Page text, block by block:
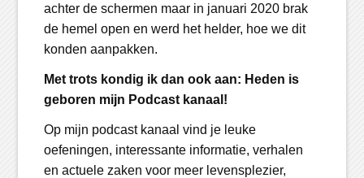
achter de schermen maar in januari 2020 brak
de hemel open en werd het helder, hoe we dit
konden aanpakken.
Met trots kondig ik dan ook aan: Heden is
geboren mijn Podcast kanaal!
Op mijn podcast kanaal vind je leuke
oefeningen, interessante informatie, verhalen
en actuele zaken voor meer levensplezier,